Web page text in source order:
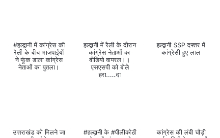
#हल्द्वानी में कांग्रेस की
रैली के बीच भाजपाईयों
ने फूंक डाला कांग्रेस
नेताओं का पुतला।
हल्द्वानी में रैली के दौरान
कांग्रेस नेताओं का
वीडियो वायरल।।
एसएसपी को बोले
हरा.....दा
हल्द्वानी SSP दफ्तर में
कांग्रेसी हुए लाल
उत्तराखंड को मिलने जा
#हल्द्वानी के #पीलीकोठी
कांग्रेस की लंबी चौड़ी